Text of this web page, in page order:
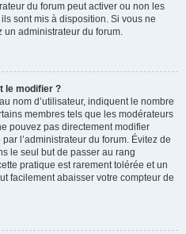
du forum peut activer ou non les
sont mis à disposition. Si vous ne
un administrateur du forum.
le modifier ?
nom d’utilisateur, indiquent le nombre
membres tels que les modérateurs
pouvez pas directement modifier
l’administrateur du forum. Évitez de
le seul but de passer au rang
pratique est rarement tolérée et un
facilement abaisser votre compteur de